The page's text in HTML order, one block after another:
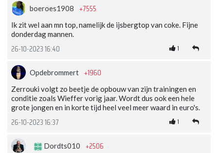
boeroes1908 +7555
Ik zit wel aan mn top, namelijk de ijsbergtop van coke. Fijne
donderdag mannen.
26-10-2023 16:40 1
Opdebrommert +1960
Zerrouki volgt zo beetje de opbouw van zijn trainingen en
conditie zoals Wieffer vorig jaar. Wordt dus ook een hele
grote jongen en in korte tijd heel veel meer waard in euro's.
26-10-2023 16:37 1
Dordts010 +2506